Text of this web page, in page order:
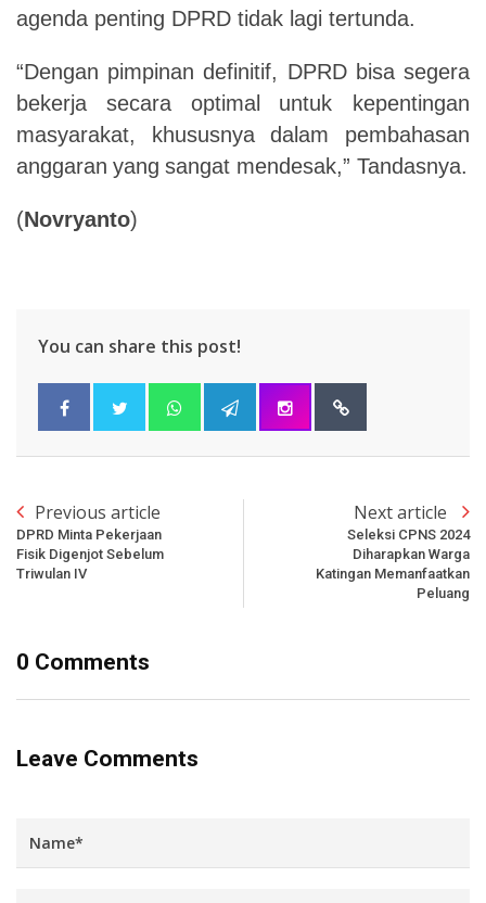
agenda penting DPRD tidak lagi tertunda.
“Dengan pimpinan definitif, DPRD bisa segera
bekerja
secara optimal
untuk kepentingan
masyarakat,
khususnya dalam
pembahasan
anggaran yang sangat mendesak,” Tandasnya.
(Novryanto)
You can share this post!
Previous article
DPRD Minta Pekerjaan
Fisik Digenjot Sebelum
Triwulan IV
Next article
Seleksi CPNS 2024
Diharapkan Warga
Katingan Memanfaatkan
Peluang
0 Comments
Leave Comments